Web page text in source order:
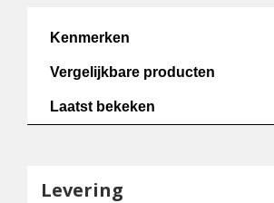
Kenmerken
Vergelijkbare producten
Laatst bekeken
Levering